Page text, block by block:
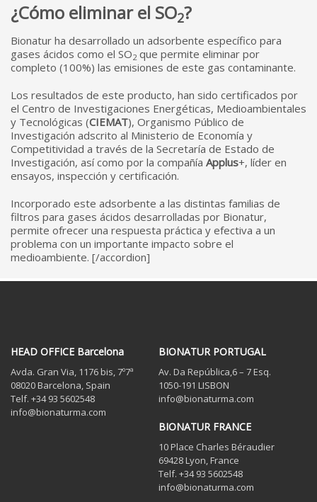
¿Cómo eliminar el SO2?
Bionatur ha desarrollado un adsorbente específico para
gases ácidos como el SO2 que permite eliminar por
completo (100%) las emisiones de este gas contaminante.
Los resultados de este producto, han sido certificados por
el Centro de Investigaciones Energéticas, Medioambientales
y Tecnológicas (CIEMAT), Organismo Público de
Investigación adscrito al Ministerio de Economía y
Competitividad a través de la Secretaría de Estado de
Investigación, así como por la compañía Applus+, líder en
ensayos, inspección y certificación.
Incorporado este adsorbente a las distintas familias de
filtros para gases ácidos desarrolladas por Bionatur,
permite ofrecer una respuesta práctica y efectiva a un
problema con un importante impacto sobre el
medioambiente. [/accordion]
HEAD OFFICE Barcelona
Avda. Gran Via, 1176 bis, 7º7ª
08020 Barcelona, Spain
Telf. +34 93 5602548
info@bionaturma.com
BIONATUR PORTUGAL
Av. Da República,6 – 7 Esq.
1050-191 LISBON
info@bionaturma.com
BIONATUR FRANCE
10 Place Charles Béraudier
69428 Lyon, France
Telf. +34 93 5602548
info@bionaturma.com